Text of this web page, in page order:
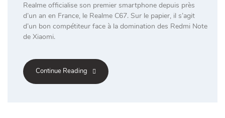
Realme officialise son premier smartphone depuis près
d’un an en France, le Realme C67. Sur le papier, il s’agit
d’un bon compétiteur face à la domination des Redmi Note
de Xiaomi.
Continue Reading